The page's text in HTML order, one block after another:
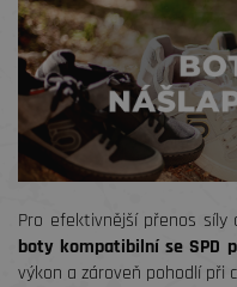
Pro efektivnější přenos
boty kompatibilní se SPD
výkon a zároveň pohodlí při